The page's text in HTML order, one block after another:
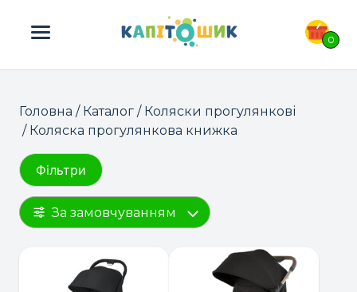
0
ПОШУК ТОВАРІВ:
Головна / Каталог / Коляски прогулянкові
/ Коляска прогулянкова книжка
Фільтри
За замовчуванням